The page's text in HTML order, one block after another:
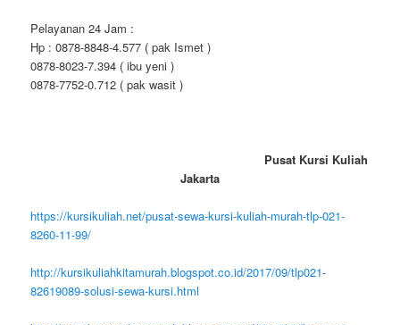
Pelayanan 24 Jam :
Hp : 0878-8848-4.577 ( pak Ismet )
0878-8023-7.394 ( ibu yeni )
0878-7752-0.712 ( pak wasit )
Pusat Kursi Kuliah
Jakarta
https://kursikuliah.net/pusat-sewa-kursi-kuliah-murah-tlp-021-
8260-11-99/
http://kursikuliahkitamurah.blogspot.co.id/2017/09/tlp021-
82619089-solusi-sewa-kursi.html